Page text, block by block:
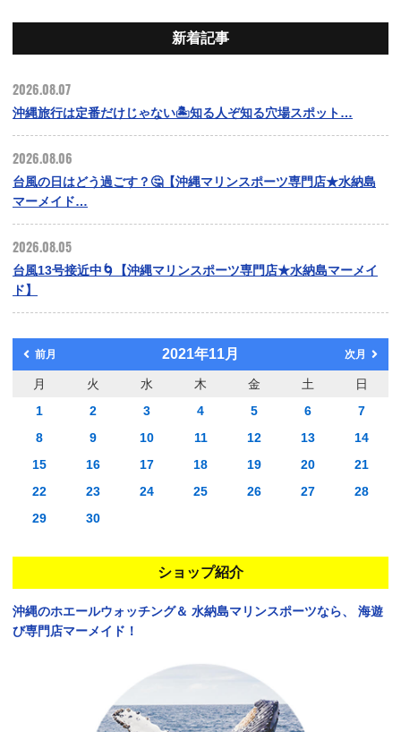
新着記事
2026.08.07
沖縄旅行は定番だけじゃない🏝️知る人ぞ知る穴場スポット…
2026.08.06
台風の日はどう過ごす？🤔【沖縄マリンスポーツ専門店★水納島
マーメイド…
2026.08.05
台風13号接近中🌀【沖縄マリンスポーツ専門店★水納島マーメイ
ド】
前月 2021年11月 次月
月 火 水 木 金 土
日
1
2 3 4 5 6
7
8
9 10 11 12 13
14
15
16 17 18 19 20
21
22
23 24 25 26 27
28
29
30
ショップ紹介
沖縄のホエールウォッチング＆ 水納島マリンスポーツなら、
海遊
び専門店マーメイド！